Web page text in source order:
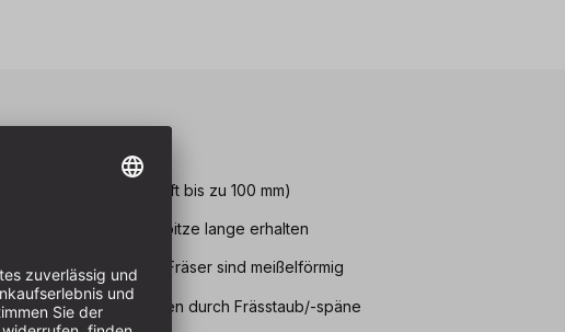
Fräsen (Standardschaft bis zu 100 mm)
aufgrund von Karbidspitze lange erhalten
Schneidkanten der Fräser sind meißelförmig
oder Blockieren durch Frässtaub/-späne